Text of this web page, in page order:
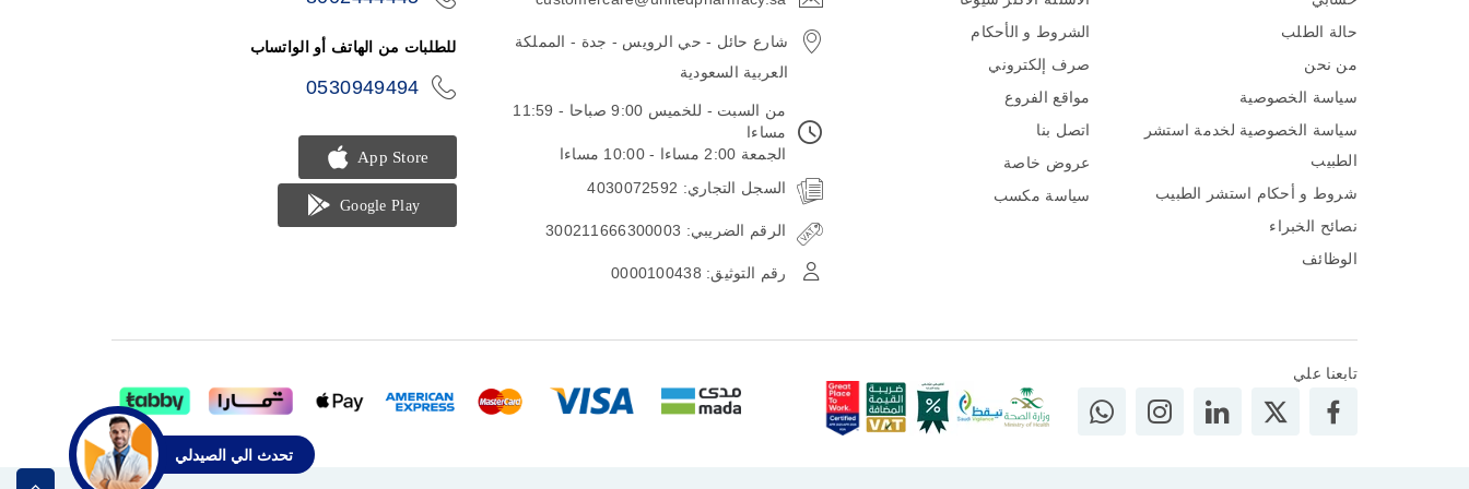
تحدث الي الصيدلي
حالة الطلب
من نحن
سياسة الخصوصية
سياسة الخصوصية لخدمة استشر
الطبيب
شروط و أحكام استشر الطبيب
نصائح الخبراء
الوظائف
الشروط و الأحكام
صرف إلكتروني
مواقع الفروع
اتصل بنا
عروض خاصة
سياسة مكسب
شارع حائل - حي الرويس - جدة - المملكة
العربية السعودية
من السبت - للخميس 9:00 صباحا - 11:59
مساءا
الجمعة 2:00 مساءا - 10:00 مساءا
السجل التجاري: 4030072592
الرقم الضريبي: 300211666300003
رقم التوثيق: 0000100438
للطلبات من الهاتف أو الواتساب
0530949494
تابعنا علي